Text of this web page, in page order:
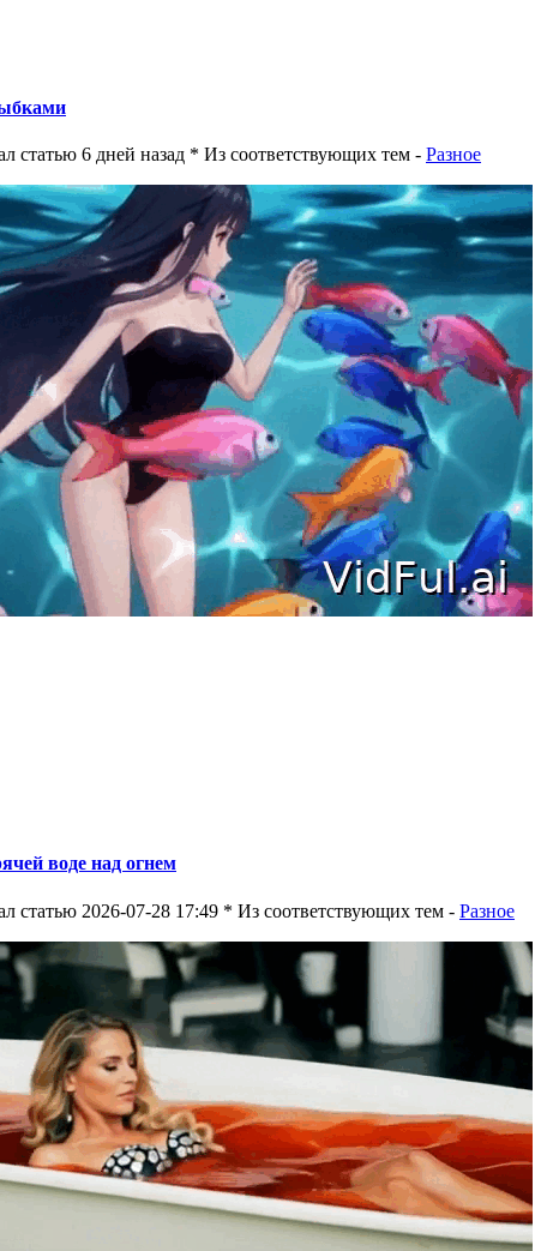
статью 6 дней назад * Из соответствующих тем - Разное
воде над огнем
статью 2026-07-28 17:49 * Из соответствующих тем - Разное